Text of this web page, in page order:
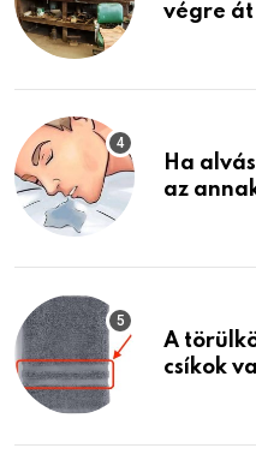
végre át
Ha
az
A
csíkok